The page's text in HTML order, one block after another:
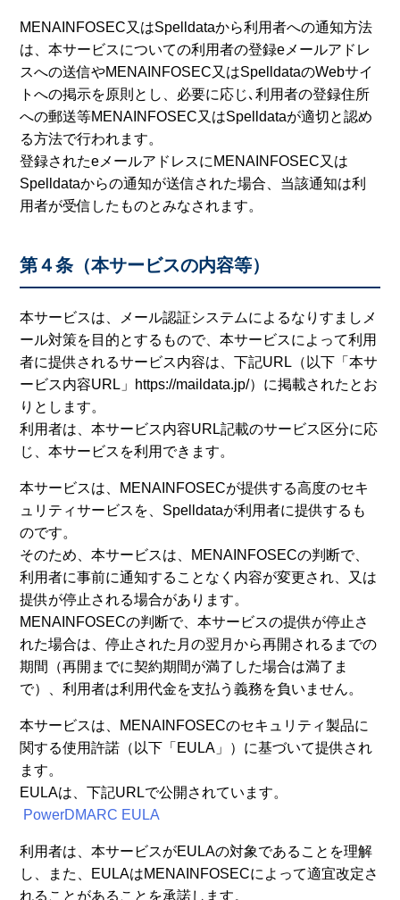
MENAINFOSEC又はSpelldataから利用者への通知方法
は、本サービスについての利用者の登録eメールアドレ
スへの送信やMENAINFOSEC又はSpelldataのWebサイ
トへの掲示を原則とし、必要に応じ､利用者の登録住所
への郵送等MENAINFOSEC又はSpelldataが適切と認め
る方法で行われます。
登録されたeメールアドレスにMENAINFOSEC又は
Spelldataからの通知が送信された場合、当該通知は利
用者が受信したものとみなされます。
第４条（本サービスの内容等）
本サービスは、メール認証システムによるなりすましメ
ール対策を目的とするもので、本サービスによって利用
者に提供されるサービス内容は、下記URL（以下「本サ
ービス内容URL」https://maildata.jp/）に掲載されたとお
りとします。
利用者は、本サービス内容URL記載のサービス区分に応
じ、本サービスを利用できます。
本サービスは、MENAINFOSECが提供する高度のセキ
ュリティサービスを、Spelldataが利用者に提供するも
のです。
そのため、本サービスは、MENAINFOSECの判断で、
利用者に事前に通知することなく内容が変更され、又は
提供が停止される場合があります。
MENAINFOSECの判断で、本サービスの提供が停止さ
れた場合は、停止された月の翌月から再開されるまでの
期間（再開までに契約期間が満了した場合は満了ま
で）、利用者は利用代金を支払う義務を負いません。
本サービスは、MENAINFOSECのセキュリティ製品に
関する使用許諾（以下「EULA」）に基づいて提供され
ます。
EULAは、下記URLで公開されています。
PowerDMARC EULA
利用者は、本サービスがEULAの対象であることを理解
し、また、EULAはMENAINFOSECによって適宜改定さ
れることがあることを承諾します。